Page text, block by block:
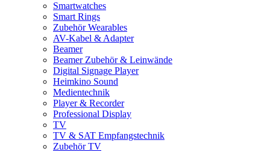
Smartwatches
Smart Rings
Zubehör Wearables
AV-Kabel & Adapter
Beamer
Beamer Zubehör & Leinwände
Digital Signage Player
Heimkino Sound
Medientechnik
Player & Recorder
Professional Display
TV
TV & SAT Empfangstechnik
Zubehör TV